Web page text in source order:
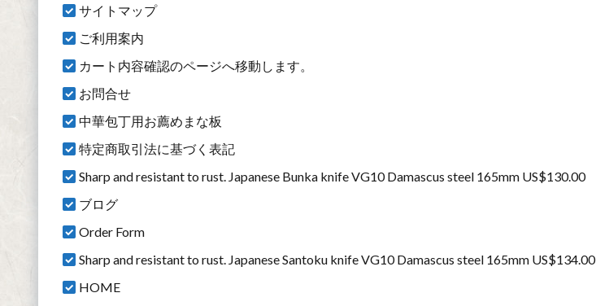
サイトマップ
ご利用案内
カート内容確認のページへ移動します。
お問合せ
中華包丁用お薦めまな板
特定商取引法に基づく表記
Sharp and resistant to rust. Japanese Bunka knife VG10 Damascus steel 165mm US$130.00
ブログ
Order Form
Sharp and resistant to rust. Japanese Santoku knife VG10 Damascus steel 165mm US$134.00
HOME